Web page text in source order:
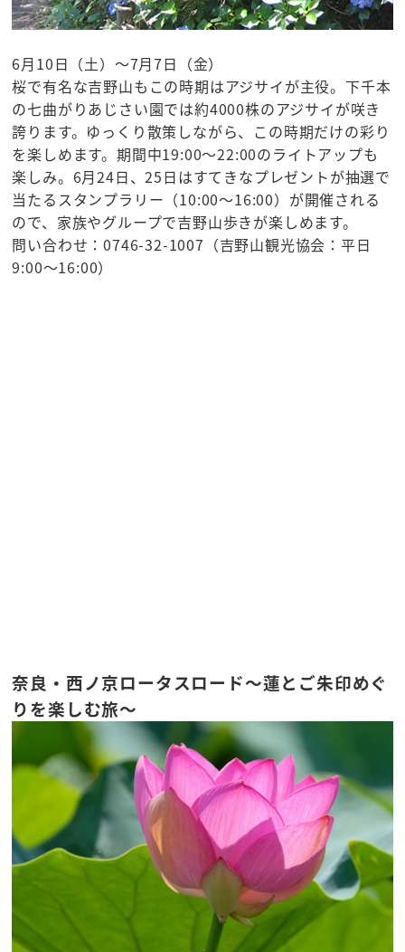
6月10日（土）～7月7日（金）
桜で有名な吉野山もこの時期はアジサイが主役。下千本
の七曲がりあじさい園では約4000株のアジサイが咲き
誇ります。ゆっくり散策しながら、この時期だけの彩り
を楽しめます。期間中19:00～22:00のライトアップも
楽しみ。6月24日、25日はすてきなプレゼントが抽選で
当たるスタンプラリー（10:00～16:00）が開催される
ので、家族やグループで吉野山歩きが楽しめます。
問い合わせ：0746-32-1007（吉野山観光協会：平日
9:00～16:00）
奈良・西ノ京ロータスロード～蓮とご朱印めぐ
りを楽しむ旅～